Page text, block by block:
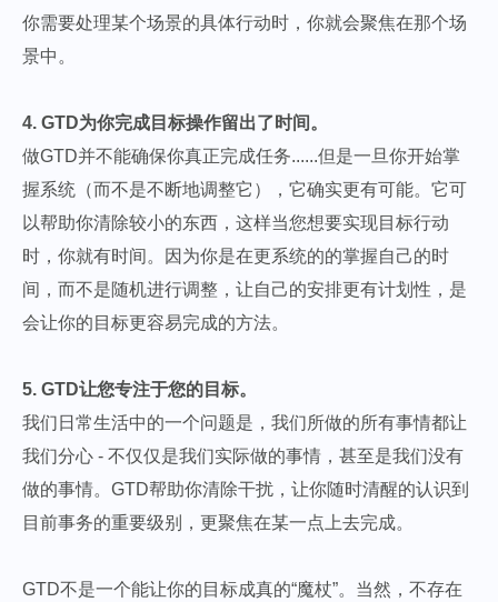
你需要处理某个场景的具体行动时，你就会聚焦在那个场
景中。
4. GTD为你完成目标操作留出了时间。
做GTD并不能确保你真正完成任务......但是一旦你开始掌
握系统（而不是不断地调整它），它确实更有可能。它可
以帮助你清除较小的东西，这样当您想要实现目标行动
时，你就有时间。因为你是在更系统的的掌握自己的时
间，而不是随机进行调整，让自己的安排更有计划性，是
会让你的目标更容易完成的方法。
5. GTD让您专注于您的目标。
我们日常生活中的一个问题是，我们所做的所有事情都让
我们分心 - 不仅仅是我们实际做的事情，甚至是我们没有
做的事情。GTD帮助你清除干扰，让你随时清醒的认识到
目前事务的重要级别，更聚焦在某一点上去完成。
GTD不是一个能让你的目标成真的“魔杖”。当然，不存在